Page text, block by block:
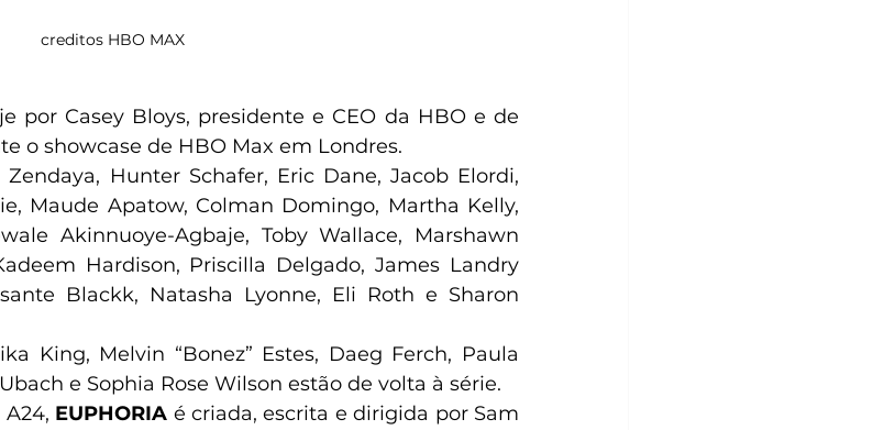
creditos HBO MAX
por Casey Bloys, presidente e CEO da HBO e de
o showcase de HBO Max em Londres.
Hunter Schafer, Eric Dane, Jacob Elordi,
Maude Apatow, Colman Domingo, Martha Kelly,
Akinnuoye-Agbaje, Toby Wallace, Marshawn
Hardison, Priscilla Delgado, James Landry
Blackk, Natasha Lyonne, Eli Roth e Sharon
King, Melvin “Bonez” Estes, Daeg Ferch, Paula
e Sophia Rose Wilson estão de volta à série.
EUPHORIA é criada, escrita e dirigida por Sam